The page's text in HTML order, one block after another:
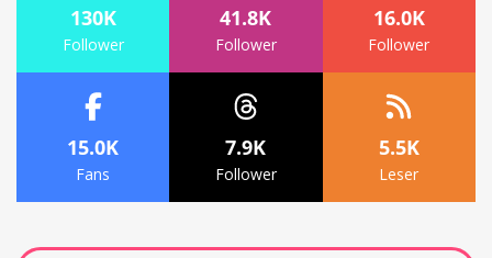
130K
Follower
41.8K
Follower
16.0K
Follower
15.0K
Fans
7.9K
Follower
5.5K
Leser